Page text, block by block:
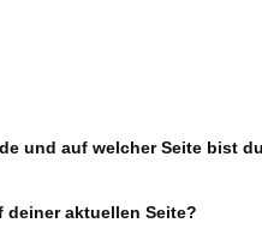
und auf welcher Seite bist
deiner aktuellen Seite?